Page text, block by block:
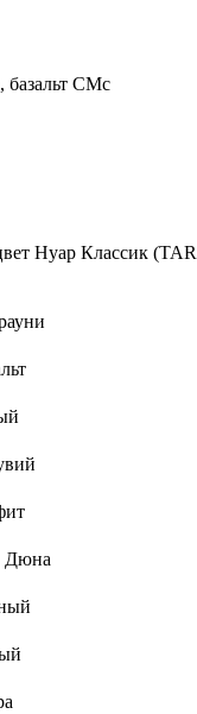
СМс
Нуар Классик
Дюна